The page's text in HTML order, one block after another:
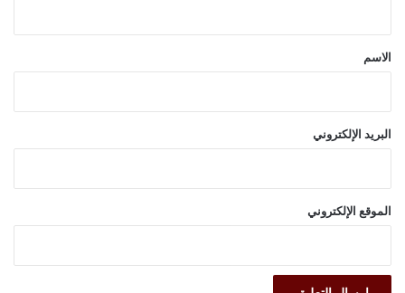
*
الاسم
البريد الإلكتروني
الموقع الإلكتروني